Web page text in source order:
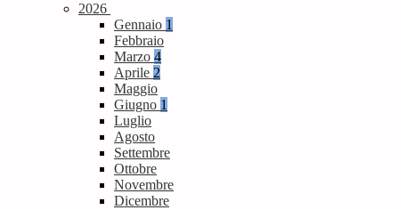
2026
Gennaio 1
Febbraio
Marzo 4
Aprile 2
Maggio
Giugno 1
Luglio
Agosto
Settembre
Ottobre
Novembre
Dicembre